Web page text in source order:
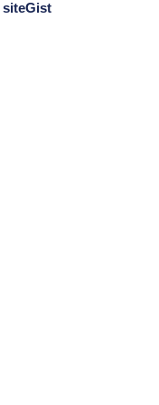
siteGist